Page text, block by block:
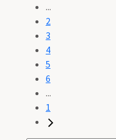
...
2
3
4
5
6
...
1